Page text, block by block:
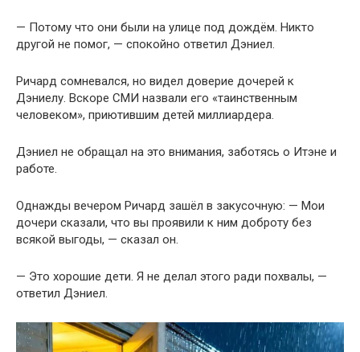
— Потому что они были на улице под дождём. Никто
другой не помог, — спокойно ответил Дэниел.
Ричард сомневался, но видел доверие дочерей к
Дэниелу. Вскоре СМИ назвали его «таинственным
человеком», приютившим детей миллиардера.
Дэниел не обращал на это внимания, заботясь о Итэне и
работе.
Однажды вечером Ричард зашёл в закусочную: — Мои
дочери сказали, что вы проявили к ним доброту без
всякой выгоды, — сказал он.
— Это хорошие дети. Я не делал этого ради похвалы, —
ответил Дэниел.